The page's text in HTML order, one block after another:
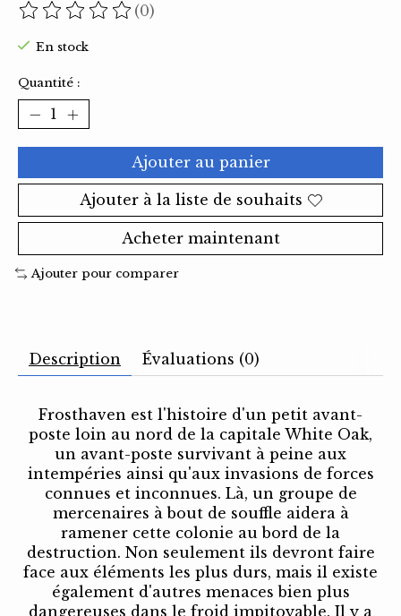
Ce produit est évalué à
(0)
En stock
Quantité :
Ajouter au panier
Ajouter à la liste de souhaits
Acheter maintenant
Ajouter pour comparer
Description Évaluations (0)
Frosthaven est l'histoire d'un petit avant-
poste loin au nord de la capitale White Oak,
un avant-poste survivant à peine aux
intempéries ainsi qu'aux invasions de forces
connues et inconnues. Là, un groupe de
mercenaires à bout de souffle aidera à
ramener cette colonie au bord de la
destruction. Non seulement ils devront faire
face aux éléments les plus durs, mais il existe
également d'autres menaces bien plus
dangereuses dans le froid impitoyable. Il y a